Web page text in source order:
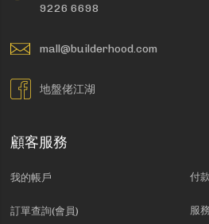
9226 6698
mall@builderhood.com
地盤佬江湖
顧客服務
我的帳戶
訂單查詢(會員)
付
服